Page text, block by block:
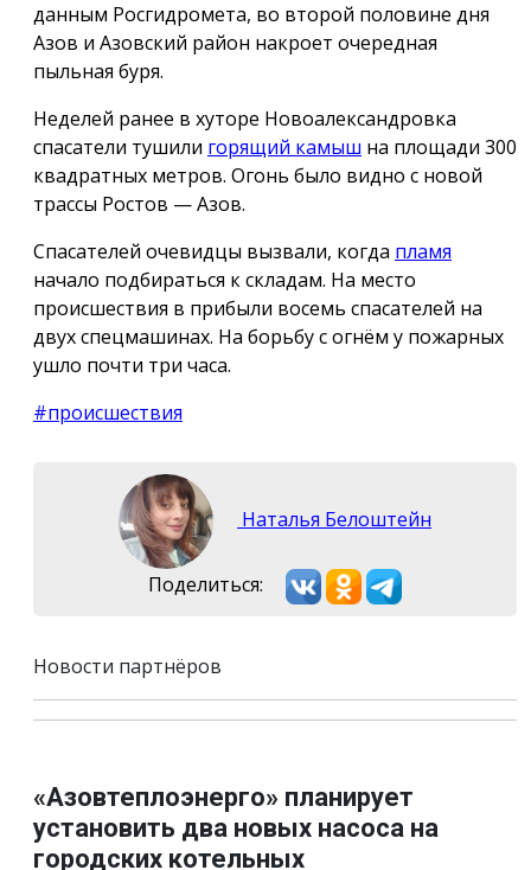
данным Росгидромета, во второй половине дня
Азов и Азовский район накроет очередная
пыльная буря.
Неделей ранее в хуторе Новоалександровка
спасатели тушили горящий камыш на площади 300
квадратных метров. Огонь было видно с новой
трассы Ростов — Азов.
Спасателей очевидцы вызвали, когда пламя
начало подбираться к складам. На место
происшествия в прибыли восемь спасателей на
двух спецмашинах. На борьбу с огнём у пожарных
ушло почти три часа.
#происшествия
Наталья Белоштейн
Поделиться:
Новости партнёров
«Азовтеплоэнерго» планирует
установить два новых насоса на
городских котельных